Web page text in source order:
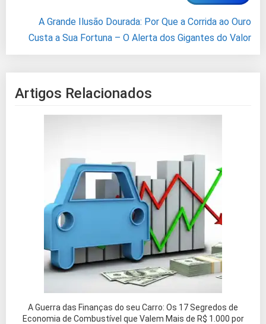
A Grande Ilusão Dourada: Por Que a Corrida ao Ouro
Custa a Sua Fortuna – O Alerta dos Gigantes do Valor
Artigos Relacionados
A Guerra das Finanças do seu Carro: Os 17 Segredos de
Economia de Combustível que Valem Mais de R$ 1.000 por